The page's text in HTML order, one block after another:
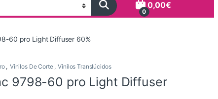
0
0,00€
60 pro Light Diffuser 60%
, Vinilos De Corte , Vinilos Translúcidos
9798-60 pro Light Diffuser